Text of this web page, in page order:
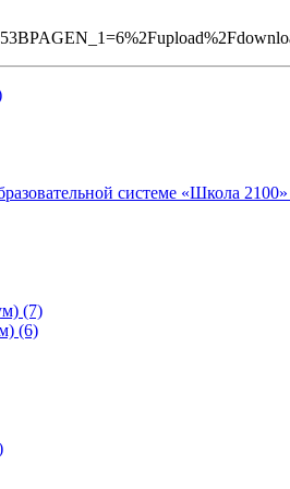
системе «Школа
(7)
(6)